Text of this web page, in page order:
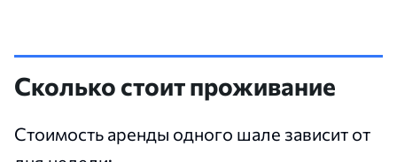
Сколько стоит проживание
Стоимость аренды одного шале зависит от